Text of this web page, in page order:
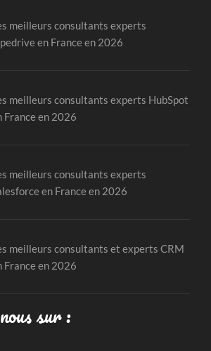
meilleurs consultants experts
en France en 2026
meilleurs consultants experts HubSpot
France en 2026
meilleurs consultants experts
en France en 2026
meilleurs consultants et experts CRM
France en 2026
sur :